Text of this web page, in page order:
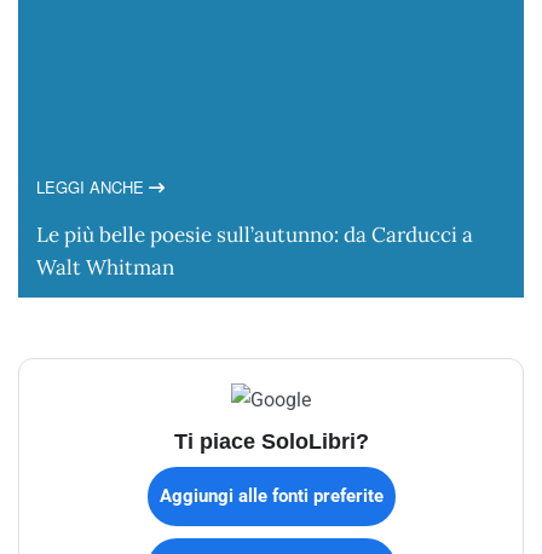
LEGGI ANCHE
Le più belle poesie sull’autunno: da Carducci a
Walt Whitman
Ti piace SoloLibri?
Aggiungi alle fonti preferite